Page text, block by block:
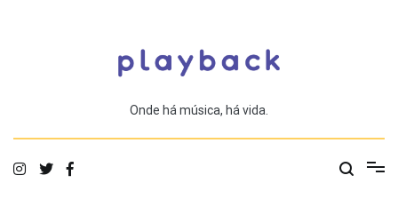
Onde há música, há vida.